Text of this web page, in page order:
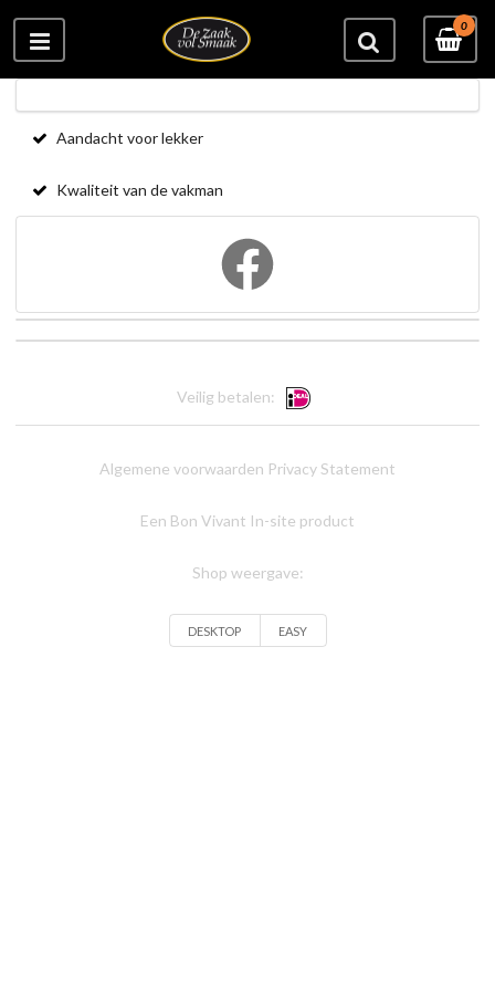
0
Aandacht voor lekker
Kwaliteit van de vakman
Veilig betalen:
Algemene voorwaarden Privacy Statement
Een Bon Vivant In-site product
Shop weergave:
DESKTOP EASY